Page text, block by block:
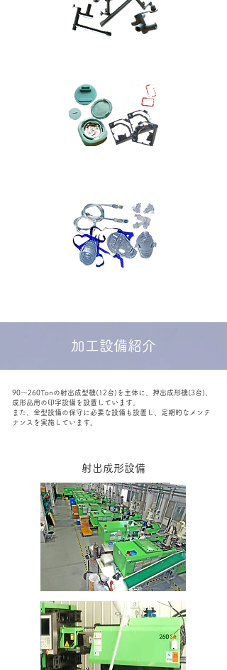
加工設備紹介
90～260Tonの射出成型機(12台)を主体に、押出成形機(3台)、
成形品用の印字設備を設置しています。
また、金型設備の保守に必要な設備も設置し、定期的なメンテ
ナンスを実施しています。
射出成形設備